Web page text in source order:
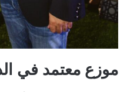
موزع معتمد في